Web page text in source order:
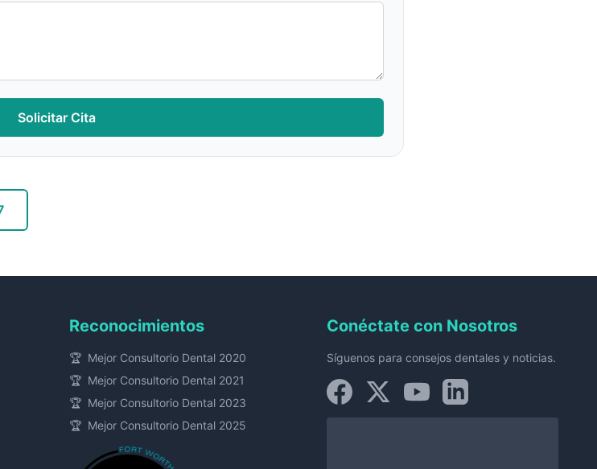
Solicitar Cita
Reconocimientos
🏆 Mejor Consultorio Dental 2020
🏆 Mejor Consultorio Dental 2021
🏆 Mejor Consultorio Dental 2023
🏆 Mejor Consultorio Dental 2025
Conéctate con Nosotros
Síguenos para consejos dentales y noticias.